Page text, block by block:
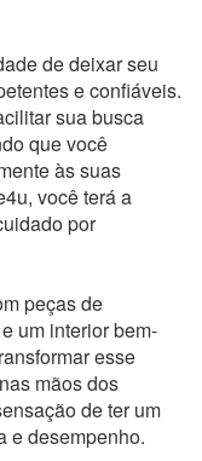
de deixar seu
e confiáveis.
sua busca
que você
às suas
você terá a
por
peças de
um interior bem-
esse
mãos dos
de ter um
e desempenho.